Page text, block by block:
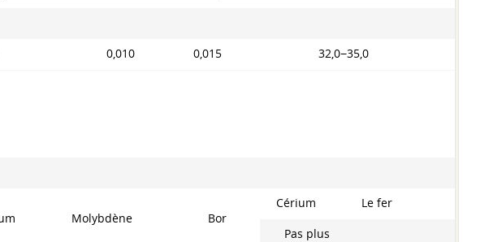
0,010 0,015 32,0−35,0
Molybdène Bor
Cérium Le fer
Pas plus